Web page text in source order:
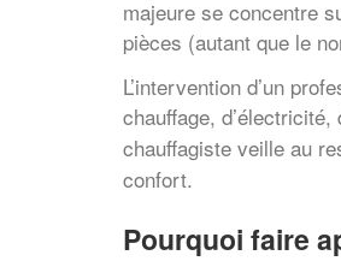
majeure se concentre
pièces (autant que le
L’intervention d’un
chauffage,
chauffagiste veille au
confort.
Pourquoi faire